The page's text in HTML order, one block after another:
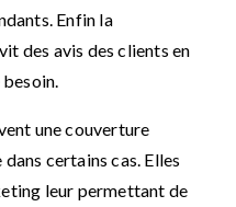
Enfin la
des avis des clients en
une couverture
certains cas. Elles
leur permettant de